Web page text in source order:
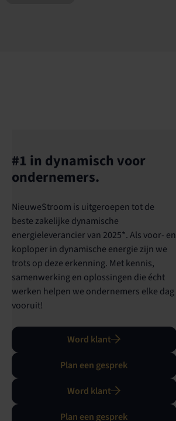
#1 in dynamisch voor
ondernemers.
NieuweStroom is uitgeroepen tot de
beste zakelijke dynamische
energieleverancier van 2025*. Als voor- en
koploper in dynamische energie zijn we
trots op deze erkenning. Met kennis,
samenwerking en oplossingen die écht
werken helpen we ondernemers elke dag
vooruit!
Word klant
Plan een gesprek
Word klant
Plan een gesprek